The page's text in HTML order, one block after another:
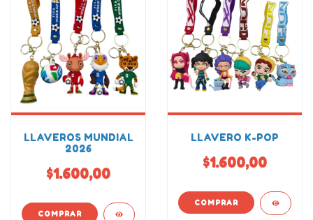
LLAVEROS MUNDIAL
2026
$1.600,00
LLAVERO K-POP
$1.600,00